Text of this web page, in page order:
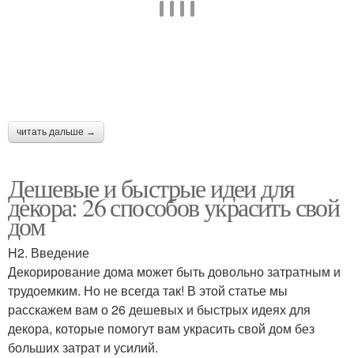
читать дальше →
Дешевые и быстрые идеи для
декора: 26 способов украсить свой
дом
H2. Введение
Декорирование дома может быть довольно затратным и
трудоемким. Но не всегда так! В этой статье мы
расскажем вам о 26 дешевых и быстрых идеях для
декора, которые помогут вам украсить свой дом без
больших затрат и усилий.